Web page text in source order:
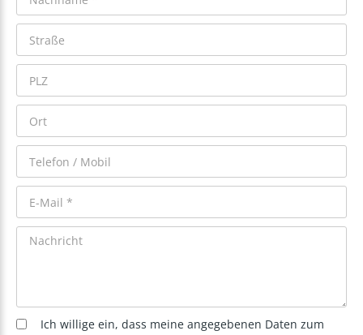
Ich willige ein, dass meine angegebenen Daten zum